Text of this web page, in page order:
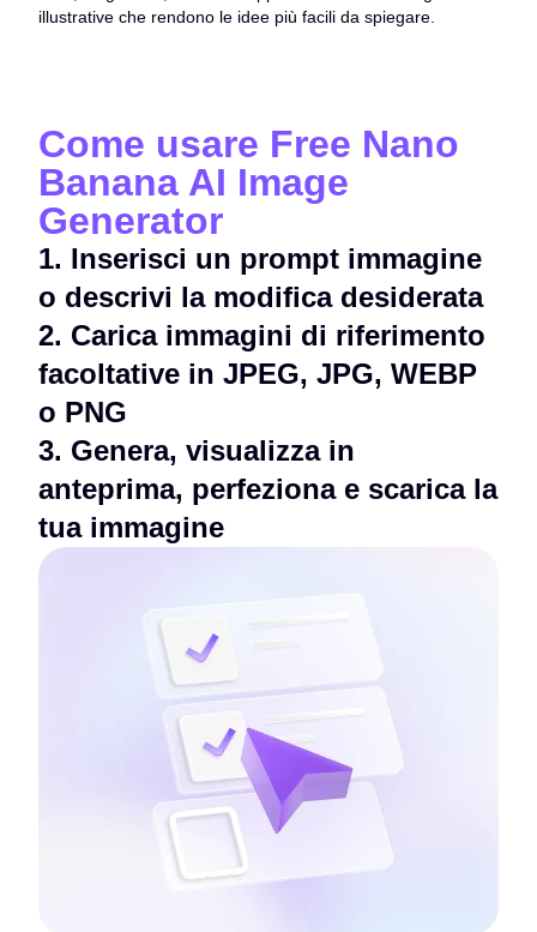
illustrative che rendono le idee più facili da spiegare.
Come usare Free Nano
Banana AI Image
Generator
1. Inserisci un prompt immagine
o descrivi la modifica desiderata
2. Carica immagini di riferimento
facoltative in JPEG, JPG, WEBP
o PNG
3. Genera, visualizza in
anteprima, perfeziona e scarica la
tua immagine